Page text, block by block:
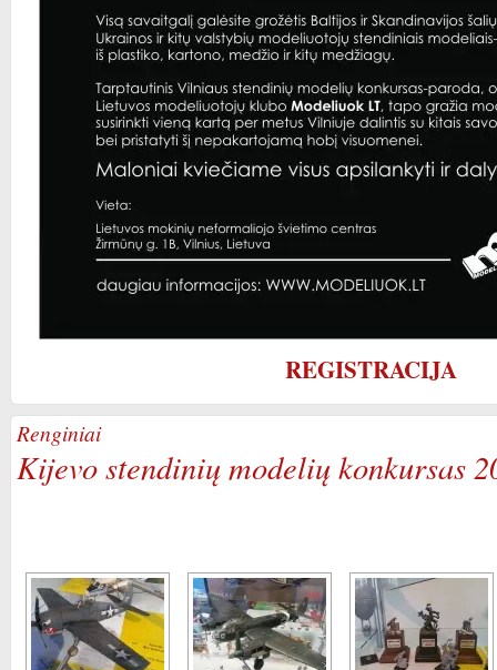
REGISTRACIJA
Renginiai
Kijevo stendinių modelių konkursas